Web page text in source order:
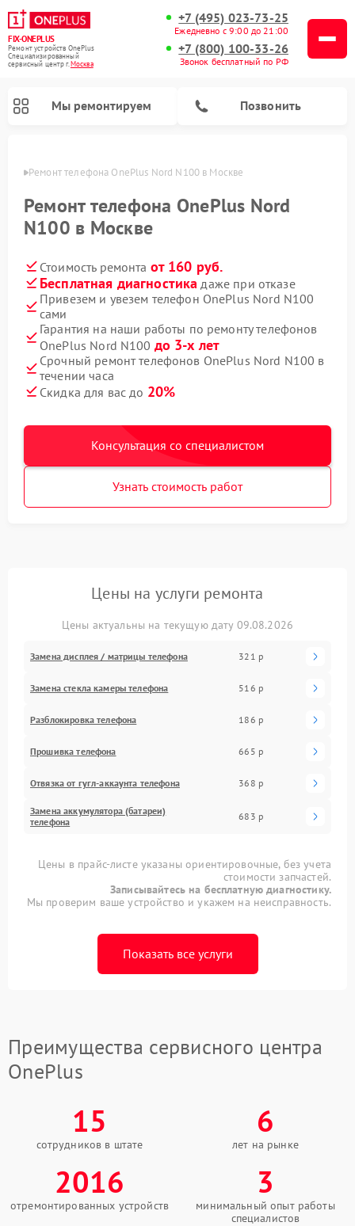
FIX-ONEPLUS
Ремонт устройств OnePlus
Специализированный
cервисный центр г.Москва
+7 (495) 023-73-25
Ежедневно с 9:00 до 21:00
+7 (800) 100-33-26
Звонок бесплатный по РФ
Мы ремонтируем Позвонить
Ремонт телефона OnePlus Nord N100 в Москве
Ремонт телефона OnePlus Nord
N100 в Москве
Стоимость ремонта от 160 руб.
Бесплатная диагностика даже при отказе
Привезем и увезем телефон OnePlus Nord N100
сами
Гарантия на наши работы по ремонту телефонов
OnePlus Nord N100 до 3-х лет
Срочный ремонт телефонов OnePlus Nord N100 в
течении часа
Скидка для вас до 20%
Консультация со специалистом
Узнать стоимость работ
Цены на услуги ремонта
Цены актуальны на текущую дату 09.08.2026
Замена дисплея / матрицы телефона 321 р
Замена стекла камеры телефона 516 р
Разблокировка телефона 186 р
Прошивка телефона 665 р
Отвязка от гугл-аккаунта телефона 368 р
Замена аккумулятора (батареи)
телефона
683 р
Цены в прайс-листе указаны ориентировочные, без учета
стоимости запчастей.
Записывайтесь на бесплатную диагностику.
Мы проверим ваше устройство и укажем на неисправность.
Показать все услуги
Преимущества сервисного центра
OnePlus
15
сотрудников в штате
6
лет на рынке
2016
отремонтированных устройств
3
минимальный опыт работы
специалистов